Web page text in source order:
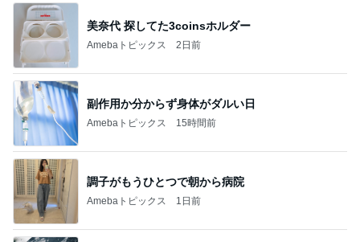
美奈代 探してた3coinsホルダー
Amebaトピックス 2日前
副作用か分からず身体がダルい日
Amebaトピックス 15時間前
調子がもうひとつで朝から病院
Amebaトピックス 1日前